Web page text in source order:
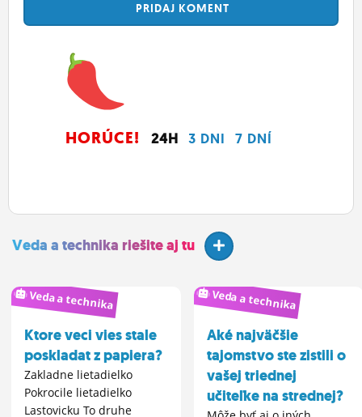
PRIDAJ KOMENT
HORÚCE! 24H 3 DNI 7 DNÍ
Veda a technika riešite aj tu
Veda a technika
Ktore veci vies stale
poskladat z papiera?
Zakladne lietadielko
Pokrocile lietadielko
Lastovicku To druhe
Veda a technika
Aké najväčšie
tajomstvo ste zistili o
vašej triednej
učiteľke na strednej?